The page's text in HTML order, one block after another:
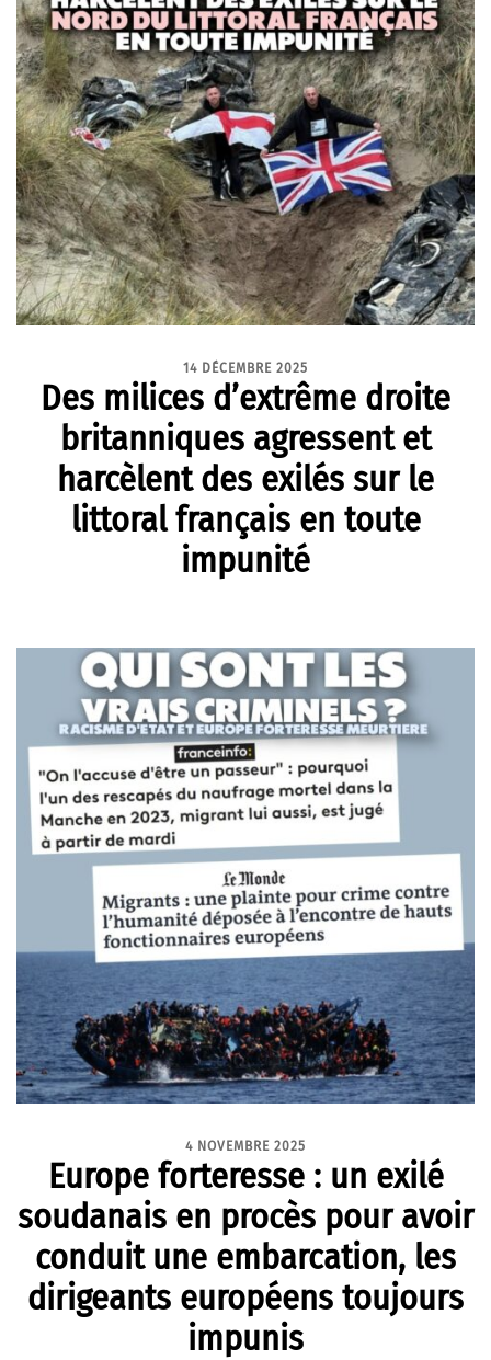
14 DÉCEMBRE 2025
Des milices d’extrême droite
britanniques agressent et
harcèlent des exilés sur le
littoral français en toute
impunité
4 NOVEMBRE 2025
Europe forteresse : un exilé
soudanais en procès pour avoir
conduit une embarcation, les
dirigeants européens toujours
impunis